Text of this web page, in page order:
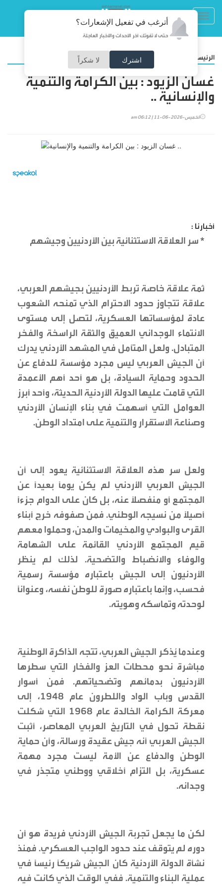
أترغب في تفعيل الإشعارات؟
حتى لا تفوتك آخر الأحداث والأخبار العاجلة
اشترك لا شكراً الرئيسية
غسان الزيود : بين الكرامة والتنمية
والإنسانية ..
الخميس-2026-06-11 | 06:12 am
أخبارنا :
* سر العلاقة الاستثنائية بين الأردنيين وجيشهم
ثمة علاقة خاصة تربط الأردنيين بجيشهم العربي،
علاقة تتجاوز حدود الاحترام الذي تمنحه الشعوب
عادة لمؤسساتها العسكرية، لتصل إلى مستوى
الانتماء الوجداني العميق والثقة الراسخة والفخر
المتبادل. ولعل المتأمل في المشهد الأردني يدرك
أن الجيش العربي ليس مجرد مؤسسة للدفاع عن
الحدود وحماية السيادة، بل هو أحد أهم الأعمدة
التي قامت عليها الدولة الأردنية الحديثة، وأحد أبرز
العوامل التي أسهمت في بناء الإنسان الأردني
وصناعة الاستقرار والتنمية على امتداد الوطن.
ولعل سر هذه العلاقة الاستثنائية يعود إلى أن
الجيش العربي الأردني لم يكن يوماً بعيداً عن
المجتمع أو منفصلاً عنه، بل كان على الدوام جزءاً
أصيلاً من نسيجه الوطني. فمن صفوفه خرج أبناء
القرى والبوادي والمخيمات والمدن، وحملوا معهم
قيم المجتمع الأردني القائمة على الشهامة
والوفاء والانضباط والتضحية. لذلك لم ينظر
الأردنيون إلى الجيش باعتباره مؤسسة رسمية
فحسب، وإنما باعتباره صورة للوطن نفسه، وعنواناً
لوحدته وتماسكه وهويته.
وعندما يُذكر الجيش العربي، تتجه الذاكرة الوطنية
مباشرة نحو محطات العز والفخار التي سطرها
الأردنيون بدمائهم وتضحياتهم. فمن أسوار
القدس وباب الواد واللطرون عام 1948، إلى
معركة الكرامة الخالدة عام 1968 التي شكلت
نقطة تحول في التاريخ العربي المعاصر، أثبت
الجيش العربي أنه جيش عقيدة ورسالة، وأن حماية
الوطن والدفاع عن الأمة ليست مجرد مهمة
عسكرية، بل التزام أخلاقي ووطني متجذر في
وجدانه.
لكن ما يجعل تجربة الجيش الأردني فريدة هو أن
دوره لم يتوقف عند حدود الواجب العسكري. فمنذ
نشأة الدولة الأردنية كان الجيش شريكاً رئيساً في
عملية البناء والتنمية. ففي الوقت الذي كانت فيه